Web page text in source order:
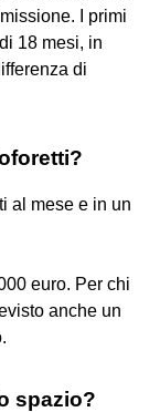
I primi
18 mesi, in
di
al mese e in un
euro. Per chi
anche un
spazio?